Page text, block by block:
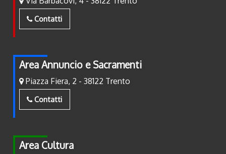
Contatti
Area Annuncio e Sacramenti
Piazza Fiera, 2 - 38122 Trento
Contatti
Area Cultura